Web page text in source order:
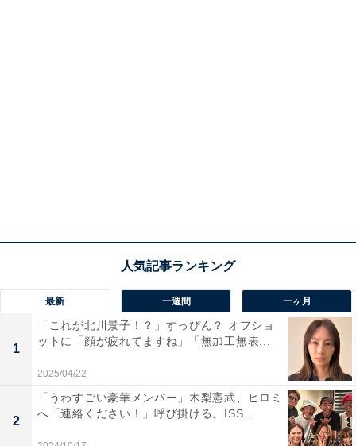
最新 一週間 一ヶ月
1
「これが北川景子！？」すっぴん？ オフショ
ットに「顔が疲れてますね」「無加工無表...
2025/04/22
2
「うわすごい豪華メンバー」木梨憲武、ヒロミ
へ「連絡ください！」呼び掛ける。ISS...